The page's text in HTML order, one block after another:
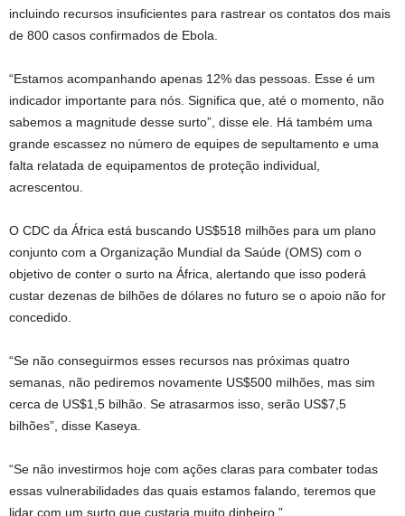
incluindo recursos insuficientes para rastrear os contatos dos mais
de 800 casos confirmados de Ebola.
“Estamos acompanhando apenas 12% das pessoas. Esse é um
indicador importante para nós. Significa que, até o momento, não
sabemos a magnitude desse surto”, disse ele. Há também uma
grande escassez no número de equipes de sepultamento e uma
falta relatada de equipamentos de proteção individual,
acrescentou.
O CDC da África está buscando US$518 milhões para um plano
conjunto com a Organização Mundial da Saúde (OMS) com o
objetivo de conter o surto na África, alertando que isso poderá
custar dezenas de bilhões de dólares no futuro se o apoio não for
concedido.
“Se não conseguirmos esses recursos nas próximas quatro
semanas, não pediremos novamente US$500 milhões, mas sim
cerca de US$1,5 bilhão. Se atrasarmos isso, serão US$7,5
bilhões”, disse Kaseya.
“Se não investirmos hoje com ações claras para combater todas
essas vulnerabilidades das quais estamos falando, teremos que
lidar com um surto que custaria muito dinheiro.”